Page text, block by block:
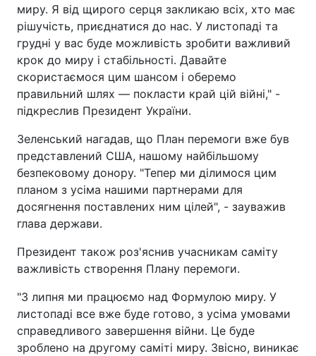
миру. Я від щирого серця закликаю всіх, хто має
рішучість, приєднатися до нас. У листопаді та
грудні у вас буде можливість зробити важливий
крок до миру і стабільності. Давайте
скористаємося цим шансом і оберемо
правильний шлях — покласти край цій війні," -
підкреслив Президент України.
Зеленський нагадав, що План перемоги вже був
представлений США, нашому найбільшому
безпековому донору. "Тепер ми ділимося цим
планом з усіма нашими партнерами для
досягнення поставлених ним цілей", - зауважив
глава держави.
Президент також роз'яснив учасникам саміту
важливість створення Плану перемоги.
"З липня ми працюємо над Формулою миру. У
листопаді все вже буде готово, з усіма умовами
справедливого завершення війни. Це буде
зроблено на другому саміті миру. Звісно, виникає